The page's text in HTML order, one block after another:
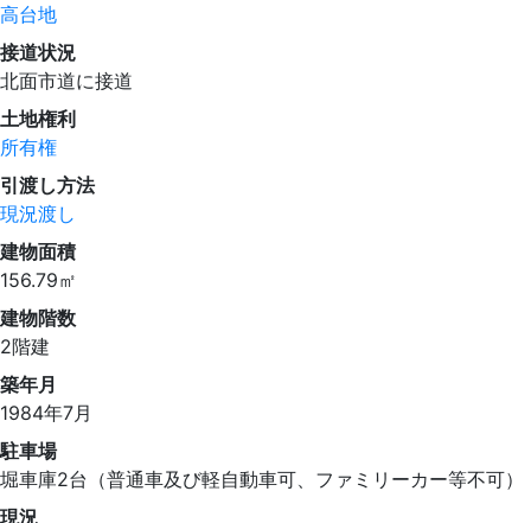
高台地
接道状況
北面市道に接道
土地権利
所有権
引渡し方法
現況渡し
建物面積
156.79㎡
建物階数
2階建
築年月
1984年7月
駐車場
堀車庫2台（普通車及び軽自動車可、ファミリーカー等不可）
現況